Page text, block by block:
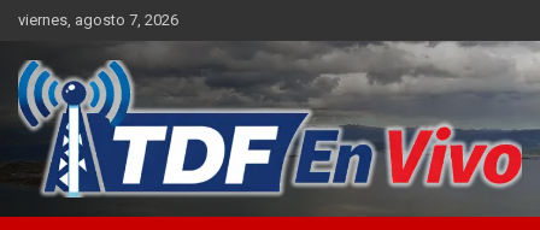
Skip
content
viernes, agosto 7, 2026